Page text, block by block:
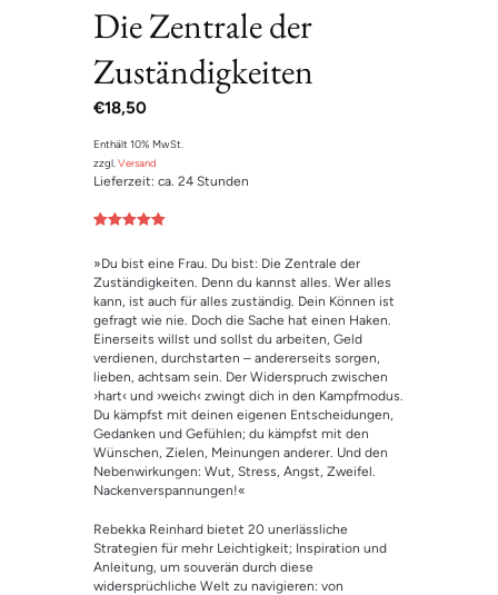
Die Zentrale der
Zuständigkeiten
€18,50
Enthält 10% MwSt.
zzgl. Versand
Lieferzeit: ca. 24 Stunden
basierend
auf
Kundenbewe
rtung
»Du bist eine Frau. Du bist: Die Zentrale der
Zuständigkeiten. Denn du kannst alles. Wer alles
kann, ist auch für alles zuständig. Dein Können ist
gefragt wie nie. Doch die Sache hat einen Haken.
Einerseits willst und sollst du arbeiten, Geld
verdienen, durchstarten – andererseits sorgen,
lieben, achtsam sein. Der Widerspruch zwischen
›hart‹ und ›weich‹ zwingt dich in den Kampfmodus.
Du kämpfst mit deinen eigenen Entscheidungen,
Gedanken und Gefühlen; du kämpfst mit den
Wünschen, Zielen, Meinungen anderer. Und den
Nebenwirkungen: Wut, Stress, Angst, Zweifel.
Nackenverspannungen!«
Rebekka Reinhard bietet 20 unerlässliche
Strategien für mehr Leichtigkeit; Inspiration und
Anleitung, um souverän durch diese
widersprüchliche Welt zu navigieren: von